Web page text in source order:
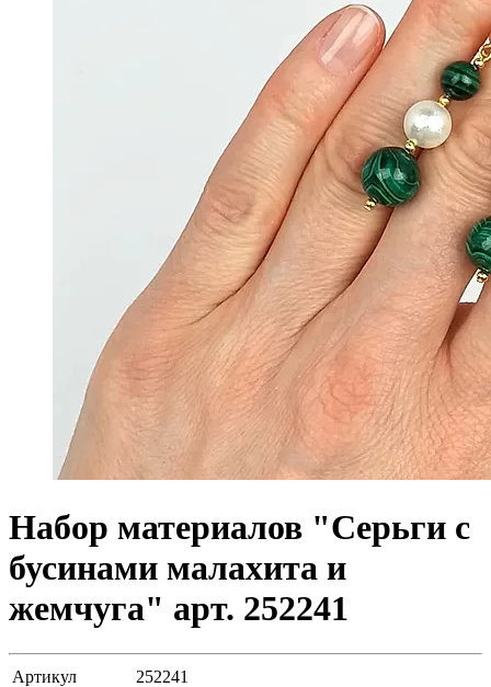
Набор материалов "Серьги с
бусинами малахита и
жемчуга" арт. 252241
Артикул
252241